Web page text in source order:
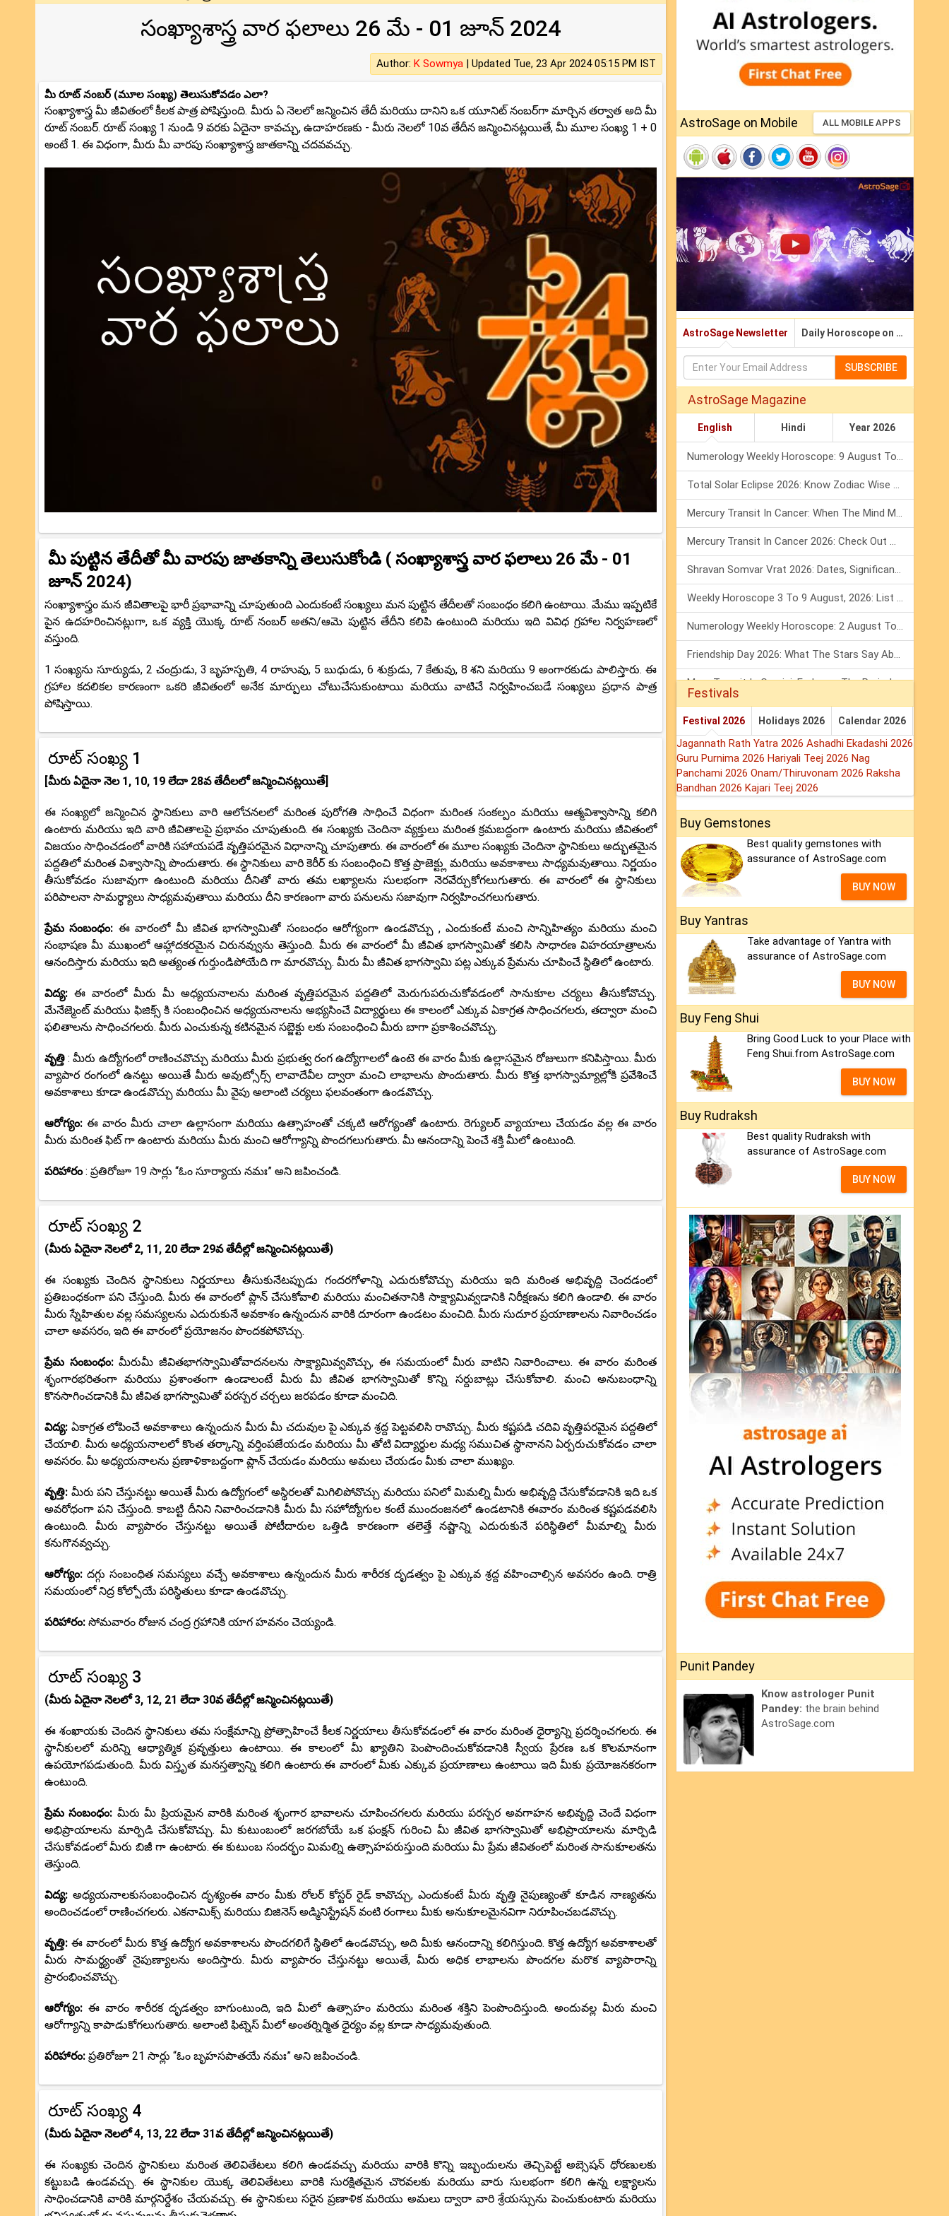
సంఖ్యాశాస్త్ర వార ఫలాలు 26 మే - 01 జూన్ 2024
Author: K Sowmya | Updated Tue, 23 Apr 2024 05:15 PM IST
మీ రూట్ నంబర్ (మూల సంఖ్య) తెలుసుకోవడం ఎలా?
సంఖ్యాశాస్త్ర మీ జీవితంలో కీలక పాత్ర పోషిస్తుంది. మీరు ఏ నెలలో జన్మించిన తేదీ మరియు దానిని ఒక యూనిట్ నంబర్‌గా మార్చిన తర్వాత అది మీ
రూట్ నంబర్. రూట్ సంఖ్య 1 నుండి 9 వరకు ఏదైనా కావచ్చు, ఉదాహరణకు - మీరు నెలలో 10వ తేదీన జన్మించినట్లయితే, మీ మూల సంఖ్య 1 + 0
అంటే 1. ఈ విధంగా, మీరు మీ వారపు సంఖ్యాశాస్త్ర జాతకాన్ని చదవవచ్చు.
మీ పుట్టిన తేదీతో మీ వారపు జాతకాన్ని తెలుసుకోండి ( సంఖ్యాశాస్త్ర వార ఫలాలు 26 మే - 01
జూన్ 2024)
సంఖ్యాశాస్త్రం మన జీవితాలపై భారీ ప్రభావాన్ని చూపుతుంది ఎందుకంటే సంఖ్యలు మన పుట్టిన తేదీలతో సంబంధం కలిగి ఉంటాయి. మేము ఇప్పటికే
పైన ఉదహరించినట్లుగా, ఒక వ్యక్తి యొక్క రూట్ నంబర్ అతని/ఆమె పుట్టిన తేదీని కలిపి ఉంటుంది మరియు ఇది వివిధ గ్రహాల నిర్వహణలో
వస్తుంది.
1 సంఖ్యను సూర్యుడు, 2 చంద్రుడు, 3 బృహస్పతి, 4 రాహువు, 5 బుధుడు, 6 శుక్రుడు, 7 కేతువు, 8 శని మరియు 9 అంగారకుడు పాలిస్తారు. ఈ
గ్రహాల కదలికల కారణంగా ఒకరి జీవితంలో అనేక మార్పులు చోటుచేసుకుంటాయి మరియు వాటిచే నిర్వహించబడే సంఖ్యలు ప్రధాన పాత్ర
పోషిస్తాయి.
రూట్ సంఖ్య 1
[మీరు ఏదైనా నెల 1, 10, 19 లేదా 28వ తేదీలలో జన్మించినట్లయితే]
ఈ సంఖ్యలో జన్మించిన స్థానికులు వారి ఆలోచనలలో మరింత పురోగతి సాధించే విధంగా మరింత సంకల్పం మరియు ఆత్మవిశ్వాసాన్ని కలిగి
ఉంటారు మరియు ఇది వారి జీవితాలపై ప్రభావం చూపుతుంది. ఈ సంఖ్యకు చెందినా వ్యక్తులు మరింత క్రమబద్దంగా ఉంటారు మరియు జీవితంలో
విజయం సాధించడంలో వారికి సహాయపడే వృత్తిపరమైన విధానాన్ని చూపుతారు. ఈ వారంలో ఈ మూల సంఖ్యకు చెందినా స్థానికులు అద్భుతమైన
పద్దతిలో మరింత విశ్వాసాన్ని పొందుతారు. ఈ స్థానికులు వారి కెరీర్ కు సంబంధించి కొత్త ప్రాజెక్ట్లు మరియు అవకాశాలు సాధ్యమవుతాయి. నిర్ణయం
తీసుకోవడం సుజావుగా ఉంటుంది మరియు దీనితో వారు తమ లఖ్యాలను సులభంగా నెరవేర్చుకోగలుగుతారు. ఈ వారంలో ఈ స్థానికులు
పరిపాలనా సామర్థ్యాలు సాధ్యమవుతాయి మరియు దీని కారణంగా వారు పనులను సజావుగా నిర్వహించగలుగుతారు.
ప్రేమ సంబంధం: ఈ వారంలో మీ జీవిత భాగస్వామితో సంబంధం ఆరోగ్యంగా ఉండవొచ్చు , ఎందుకంటే మంచి సాన్నిహిత్యం మరియు మంచి
సంభాషణ మీ ముఖంలో ఆహ్లాదకరమైన చిరునవ్వును తెస్తుంది. మీరు ఈ వారంలో మీ జీవిత భాగస్వామితో కలిసి సాధారణ విహరయాత్రాలను
ఆనందిస్తారు మరియు ఇది అత్యంత గుర్తుండిపోయేది గా మారవొచ్చు. మీరు మీ జీవిత భాగస్వామి పట్ల ఎక్కువ ప్రేమను చూపించే స్థితిలో ఉంటారు.
విద్య: ఈ వారంలో మీరు మీ అధ్యయనాలను మరింత వృత్తిపరమైన పద్దతిలో మెరుగుపరుచుకోవడంలో సానుకూల చర్యలు తీసుకోవొచ్చు.
మేనేజ్మెంట్ మరియు ఫిజిక్స్ కి సంబంధించిన అధ్యయనాలను అభ్యసించే విద్యార్థులు ఈ కాలంలో ఎక్కువ ఏకాగ్రత సాధించగలరు, తద్వారా మంచి
ఫలితాలను సాధించగలరు. మీరు ఎంచుకున్న కటినమైన సబ్జెక్టు లకు సంబంధించి మీరు బాగా ప్రకాశించవొచ్చు.
వృత్తి: మీరు ఉద్యోగంలో రాణించవొచ్చు మరియు మీరు ప్రభుత్వ రంగ ఉద్యోగాలలో ఉంటె ఈ వారం మీకు ఉల్లాసమైన రోజులుగా కనిపిస్తాయి. మీరు
వ్యాపార రంగంలో ఉనట్టు అయితే మీరు అవుట్సోర్స్ లావాదేవీల ద్వారా మంచి లాభాలను పొందుతారు. మీరు కొత్త భాగస్వామ్యాల్లోకి ప్రవేశించే
అవకాశాలు కూడా ఉండవొచ్చు మరియు మీ వైపు అలాంటి చర్యలు ఫలవంతంగా ఉండవొచ్చు.
ఆరోగ్యం: ఈ వారం మీరు చాలా ఉల్లాసంగా మరియు ఉత్సాహంతో చక్కటి ఆరోగ్యంతో ఉంటారు. రెగ్యులర్ వ్యాయాలు చేయడం వల్ల ఈ వారం
మీరు మరింత ఫిట్ గా ఉంటారు మరియు మీరు మంచి ఆరోగ్యాన్ని పొందగలుగుతారు. మీ ఆనందాన్ని పెంచే శక్తి మీలో ఉంటుంది.
పరిహారం: ప్రతిరోజూ 19 సార్లు “ఓం సూర్యాయ నమః” అని జపించండి.
రూట్ సంఖ్య 2
(మీరు ఏదైనా నెలలో 2, 11, 20 లేదా 29వ తేదీల్లో జన్మించినట్లయితే)
ఈ సంఖ్యకు చెందిన స్థానికులు నిర్ణయాలు తీసుకునేటప్పుడు గందరగోళాన్ని ఎదురుకోవొచ్చు మరియు ఇది మరింత అభివృద్ది చెందడంలో
ప్రతిబంధకంగా పని చేస్తుంది. మీరు ఈ వారంలో ప్లాన్ చేసుకోవాలి మరియు మంచితనానికి సాక్ష్యామివ్వడానికి నిరీక్షణను కలిగి ఉండాలి. ఈ వారం
మీరు స్నేహితుల వల్ల సమస్యలను ఎదురుకునే అవకాశం ఉన్నందున వారికి దూరంగా ఉండటం మంచిది. మీరు సుదూర ప్రయాణాలను నివారించడం
చాలా అవసరం, ఇది ఈ వారంలో ప్రయోజనం పొందకపోవొచ్చు.
ప్రేమ సంబంధం:మీరుమీ జీవితభాగస్వామితోవాదనలను సాక్ష్యామివ్వవొచ్చు, ఈ సమయంలో మీరు వాటిని నివారించాలు. ఈ వారం మరింత
శృంగారభరితంగా మరియు ప్రశాంతంగా ఉండాలంటే మీరు మీ జీవిత భాగస్వామితో కొన్ని సర్దుబాట్లు చేసుకోవాలి. మంచి అనుబంధాన్ని
కొనసాగించడానికి మీ జీవిత భాగస్వామితో పరస్పర చర్చలు జరపడం కూడా మంచిది.
విద్య: ఏకాగ్రత లోపించే అవకాశాలు ఉన్నందున మీరు మీ చదువుల పై ఎక్కువ శ్రద్ద పెట్టవలిసి రావొచ్చు. మీరు కష్టపడి చదివి వృత్తిపరమైన పద్దతిలో
చేయాలి. మీరు అధ్యయనాలలో కొంత తర్కాన్ని వర్తింపజేయడం మరియు మీ తోటి విద్యార్థుల మధ్య సముచిత స్థానానని ఏర్పరుచుకోవడం చాలా
అవసరం. మీ అధ్యయనాలను ప్రణాళికాబద్దంగా ప్లాన్ చేయడం మరియు అమలు చేయడం మీకు చాలా ముఖ్యం.
వృత్తి: మీరు పని చేస్తునట్టు అయితే మీరు ఉద్యోగంలో అస్థిరలతో మిగిలిపోవొచ్చు మరియు పనిలో మిమల్ని మీరు అభివృద్ది చేసుకోవడానికి ఇది ఒక
అవరోధంగా పని చేస్తుంది. కాబట్టి దీనిని నివారించడానికి మీరు మీ సహోద్యోగుల కంటే ముందంజనలో ఉండటానికి ఈవారం మరింత కష్టపడవలిసి
ఉంటుంది. మీరు వ్యాపారం చేస్తునట్టు అయితే పోటీదారుల ఒత్తిడి కారణంగా తలెత్తే నష్టాన్ని ఎదురుకునే పరిస్థితిలో మీమాల్ని మీరు
కనుగొనవ్వచ్చు.
ఆరోగ్యం: దగ్గు సంబంధిత సమస్యలు వచ్చే అవకాశాలు ఉన్నందున మీరు శారీరక దృడత్వం పై ఎక్కువ శ్రద్ద వహించాల్సిన అవసరం ఉంది. రాత్రి
సమయంలో నిద్ర కోల్పోయే పరిస్థితులు కూడా ఉండవొచ్చు.
పరిహారం: సోమవారం రోజున చంద్ర గ్రహానికి యాగ హవనం చెయ్యండి.
రూట్ సంఖ్య 3
(మీరు ఏదైనా నెలలో 3, 12, 21 లేదా 30వ తేదీల్లో జన్మించినట్లయితే)
ఈ శంఖాయకు చెందిన స్థానికులు తమ సంక్షేమాన్ని ప్రోత్సాహించే కీలక నిర్ణయాలు తీసుకోవడంలో ఈ వారం మరింత ధైర్యాన్ని ప్రదర్శించగలరు. ఈ
స్థానీకులలో మరిన్ని ఆధ్యాత్మిక ప్రవృత్తులు ఉంటాయి. ఈ కాలంలో మీ ఖ్యాతిని పెంపొందించుకోవడానికి స్వీయ ప్రేరణ ఒక కొలమానంగా
ఉపయోగపడుతుంది. మీరు విస్తృత మనస్తత్వాన్ని కలిగి ఉంటారు.ఈ వారంలో మీకు ఎక్కువ ప్రయాణాలు ఉంటాయి ఇది మీకు ప్రయోజనకరంగా
ఉంటుంది.
ప్రేమ సంబంధం: మీరు మీ ప్రియమైన వారికి మరింత శృంగార భావాలను చూపించగలరు మరియు పరస్పర అవగాహన అభివృద్ది చెందే విధంగా
అభిప్రాయాలను మార్పిడి చేసుకోవొచ్చు. మీ కుటుంబంలో జరగబోయే ఒక ఫంక్షన్ గురించి మీ జీవిత భాగస్వామితో అభిప్రాయాలను మార్పిడి
చేసుకోవడంలో మీరు బిజీ గా ఉంటారు. ఈ కుటుంబ సందర్భం మిమల్ని ఉత్సాహపరుస్తుంది మరియు మీ ప్రేమ జీవితంలో మరింత సానుకూలతను
తెస్తుంది.
విద్య: అధ్యయనాలకుసంబంధించిన దృశ్యంఈ వారం మీకు రోలర్ కోస్టర్ రైడ్ కావొచ్చు, ఎందుకంటే మీరు వృత్తి నైపుణ్యంతో కూడిన నాణ్యతను
అందించడంలో రాణించగలరు. ఎకనామిక్స్ మరియు బిజినెస్ అడ్మినిస్ట్రేషన్ వంటి రంగాలు మీకు అనుకూలమైనవిగా నిరూపించబడవొచ్చు.
వృత్తి: ఈ వారంలో మీరు కొత్త ఉద్యోగ అవకాశాలను పొందగలిగే స్థితిలో ఉండవొచ్చు, అది మీకు ఆనందాన్ని కలిగిస్తుంది. కొత్త ఉద్యోగ అవకాశాలతో
మీరు సామర్థ్యంతో నైపుణ్యాలను అందిస్తారు. మీరు వ్యాపారం చేస్తునట్టు అయితే, మీరు అధిక లాభాలను పొందగల మరొక వ్యాపారాన్ని
ప్రారంభించవొచ్చు.
ఆరోగ్యం:ఈ వారం శారీరక దృడత్వం బాగుంటుంది, ఇది మీలో ఉత్సాహం మరియు మరింత శక్తిని పెంపొందిస్తుంది. అందువల్ల మీరు మంచి
ఆరోగ్యాన్ని కాపాడుకోగలుగుతారు. అలాంటి ఫిట్నెస్ మీలో అంతర్నిర్మిత ధైర్యం వల్ల కూడా సాధ్యమవుతుంది.
పరిహారం: ప్రతిరోజూ 21 సార్లు “ఓం బృహసపాతయే నమః” అని జపించండి.
రూట్ సంఖ్య 4
(మీరు ఏదైనా నెలలో 4, 13, 22 లేదా 31వ తేదీల్లో జన్మించినట్లయితే)
ఈ సంఖ్యకు చెందిన స్థానికులు మరింత తెలివితేటలు కలిగి ఉండవచ్చు మరియు వారికి కొన్ని ఇబ్బందులను తెచ్చిపెట్టే అబ్సెషన్ ధోరణులకు
కట్టుబడి ఉండవచ్చు. ఈ స్థానికుల యొక్క తెలివితేటలు వారికి సురక్షితమైన చొరవలకు మరియు వారు సులభంగా కలిగి ఉన్న లక్ష్యాలను
సాధించడానికి వారికి మార్గనిర్దేశం చేయవచ్చు. ఈ స్థానికులు సరైన ప్రణాళిక మరియు అమలు ద్వారా వారి శ్రేయస్సును పెంచుకుంటారు మరియు
AstroSage on Mobile ALL MOBILE APPS
AstroSage Newsletter Daily Horoscope on Email
SUBSCRIBE
AstroSage Magazine
English Hindi Year 2026
Numerology Weekly Horoscope: 9 August To 15 August, 2026
Total Solar Eclipse 2026: Know Zodiac Wise Prediction
Mercury Transit In Cancer: When The Mind Meets The Heart!
Mercury Transit In Cancer 2026: Check Out What It Brings For You
Shravan Somvar Vrat 2026: Dates, Significance & Rituals In August
Weekly Horoscope 3 To 9 August, 2026: List Of Fasts & Festivals
Numerology Weekly Horoscope: 2 August To 8 August, 2026
Friendship Day 2026: What The Stars Say About Your Best Friend!
Mars Transit In Gemini: Embrace The Period Full Of Energy & Intelligence
Festivals
Festival 2026 Holidays 2026 Calendar 2026
Jagannath Rath Yatra 2026 Ashadhi Ekadashi 2026
Guru Purnima 2026 Hariyali Teej 2026 Nag
Panchami 2026 Onam/Thiruvonam 2026 Raksha
Bandhan 2026 Kajari Teej 2026
Buy Gemstones
Best quality gemstones with
assurance of AstroSage.com
BUY NOW
Buy Yantras
Take advantage of Yantra with
assurance of AstroSage.com
BUY NOW
Buy Feng Shui
Bring Good Luck to your Place with
Feng Shui.from AstroSage.com
BUY NOW
Buy Rudraksh
Best quality Rudraksh with
assurance of AstroSage.com
BUY NOW
Punit Pandey
Know astrologer Punit
Pandey: the brain behind
AstroSage.com